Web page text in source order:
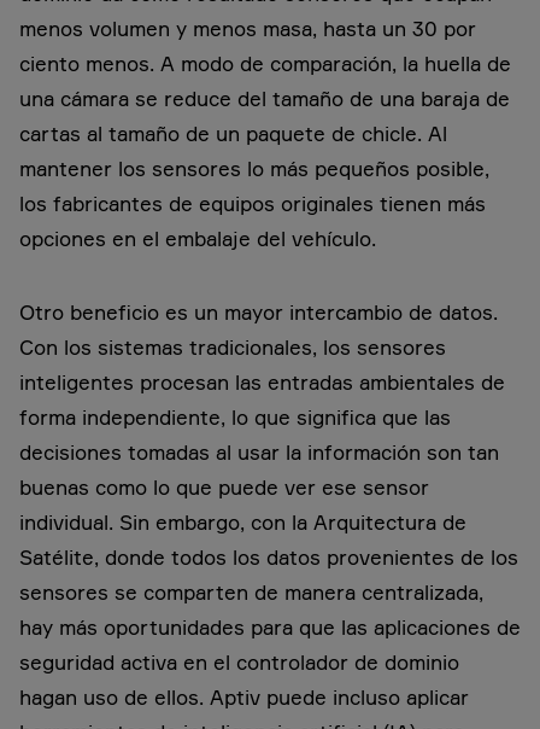
menos volumen y menos masa, hasta un 30 por
ciento menos. A modo de comparación, la huella de
una cámara se reduce del tamaño de una baraja de
cartas al tamaño de un paquete de chicle. Al
mantener los sensores lo más pequeños posible,
los fabricantes de equipos originales tienen más
opciones en el embalaje del vehículo.
Otro beneficio es un mayor intercambio de datos.
Con los sistemas tradicionales, los sensores
inteligentes procesan las entradas ambientales de
forma independiente, lo que significa que las
decisiones tomadas al usar la información son tan
buenas como lo que puede ver ese sensor
individual. Sin embargo, con la Arquitectura de
Satélite, donde todos los datos provenientes de los
sensores se comparten de manera centralizada,
hay más oportunidades para que las aplicaciones de
seguridad activa en el controlador de dominio
hagan uso de ellos. Aptiv puede incluso aplicar